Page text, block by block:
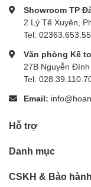
Showroom TP
2 Lý Tế Xuyên,
Tel:
Văn phòng Kế
27B Nguyễn
Tel:
Email:
Hỗ trợ
Danh mục
CSKH & Bảo hành